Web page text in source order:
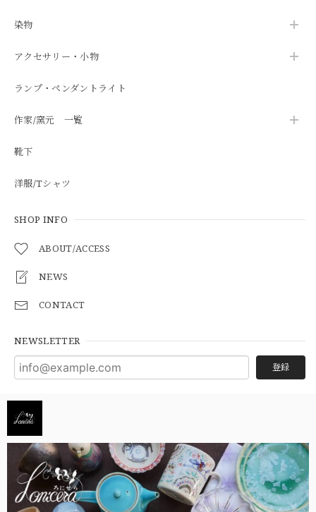
染物
アクセサリー・小物
ランプ・ペンダントライト
作家/窯元 一覧
靴下
洋服/Tシャツ
SHOP INFO
ABOUT/ACCESS
NEWS
CONTACT
NEWSLETTER
登録